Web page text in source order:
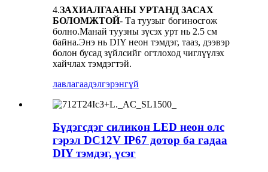
4.ЗАХИАЛГААНЫ УРТАНД ЗАСАХ
БОЛОМЖТОЙ- Та туузыг богиносгож
болно.Манай туузны зүсэх урт нь 2.5 см
байна.Энэ нь DIY неон тэмдэг, тааз, дээвэр
болон бусад зүйлсийг огтлоход чиглүүлэх
хайчлах тэмдэгтэй.
лавлагаадэлгэрэнгүй
Бүдэгсдэг силикон LED неон олс
гэрэл DC12V IP67 дотор ба гадаа
DIY тэмдэг, үсэг